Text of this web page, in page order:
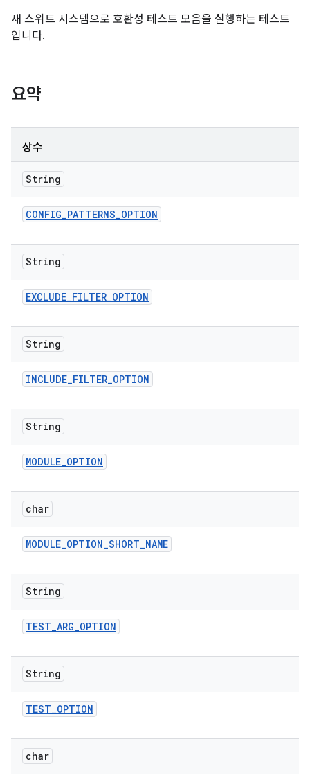
새 스위트 시스템으로 호환성 테스트 모음을 실행하는 테스트
입니다.
요약
상수
String
CONFIG_PATTERNS_OPTION
String
EXCLUDE_FILTER_OPTION
String
INCLUDE_FILTER_OPTION
String
MODULE_OPTION
char
MODULE_OPTION_SHORT_NAME
String
TEST_ARG_OPTION
String
TEST_OPTION
char